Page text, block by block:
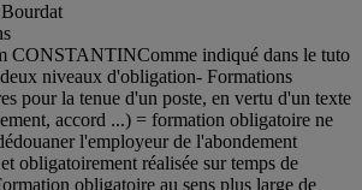
CONSTANTINComme indiqué dans le tuto
niveaux d'obligation- Formations
pour la tenue d'un poste, en vertu d'un texte
accord ...) = formation obligatoire ne
l'employeur de l'abondement
obligatoirement réalisée sur temps de
obligatoire au sens plus large de